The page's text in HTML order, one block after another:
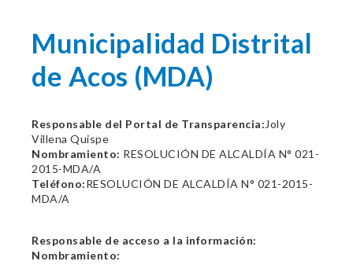
Municipalidad Distrital
de Acos (MDA)
Responsable del Portal de Transparencia: Joly
Villena Quispe
Nombramiento: RESOLUCIÓN DE ALCALDÍA N° 021-
2015-MDA/A
Teléfono:RESOLUCIÓN DE ALCALDÍA N° 021-2015-
MDA/A
Responsable de acceso a la información:
Nombramiento: